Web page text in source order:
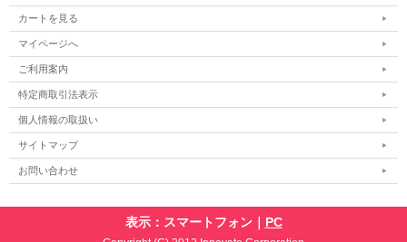
カートを見る
マイページへ
ご利用案内
特定商取引法表示
個人情報の取扱い
サイトマップ
お問い合わせ
表示：スマートフォン｜ PC